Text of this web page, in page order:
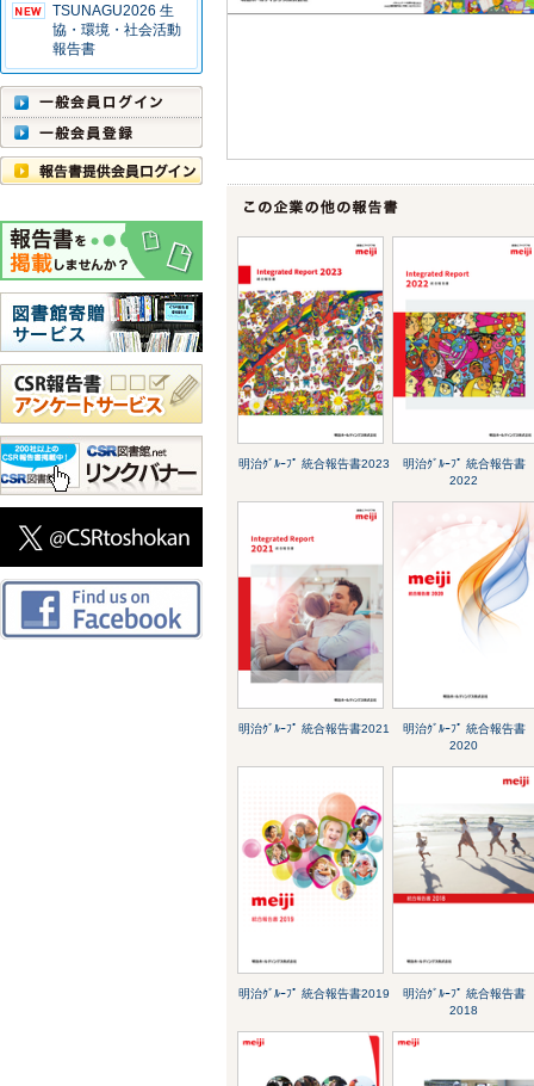
TSUNAGU2026 生
協・環境・社会活動
報告書
明治ｸﾞﾙｰﾌﾟ 統合報告書2023
明治ｸﾞﾙｰﾌﾟ 統合報告書
2022
明治ｸﾞﾙｰﾌﾟ 統合報告書2021
明治ｸﾞﾙｰﾌﾟ 統合報告書
2020
明治ｸﾞﾙｰﾌﾟ 統合報告書2019
明治ｸﾞﾙｰﾌﾟ 統合報告書
2018